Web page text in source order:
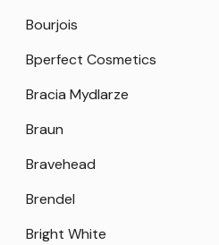
Bourjois
Bperfect Cosmetics
Bracia Mydlarze
Braun
Bravehead
Brendel
Bright White